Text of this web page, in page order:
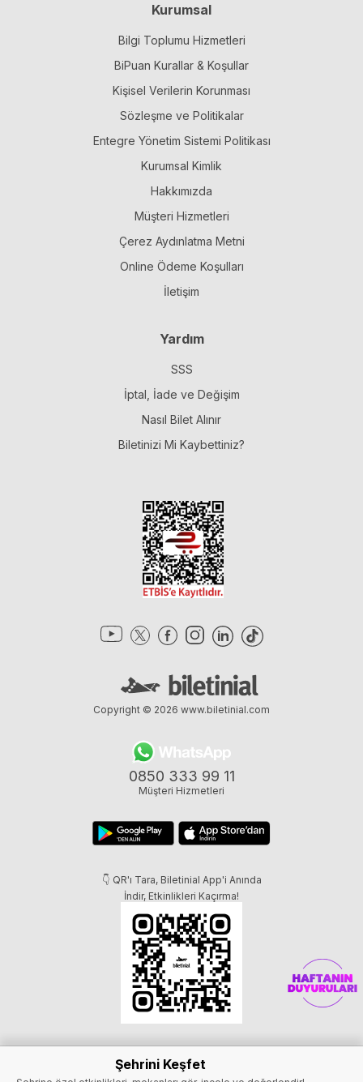
Şehrini Keşfet
Kurumsal
Bilgi Toplumu Hizmetleri
BiPuan Kurallar & Koşullar
Kişisel Verilerin Korunması
Sözleşme ve Politikalar
Entegre Yönetim Sistemi Politikası
Kurumsal Kimlik
Hakkımızda
Müşteri Hizmetleri
Çerez Aydınlatma Metni
Online Ödeme Koşulları
İletişim
Yardım
SSS
İptal, İade ve Değişim
Nasıl Bilet Alınır
Biletinizi Mi Kaybettiniz?
0850 333 99 11
Müşteri Hizmetleri
👇 QR'ı Tara, Biletinial App'i Anında
İndir, Etkinlikleri Kaçırma!
Copyright © 2026 www.biletinial.com